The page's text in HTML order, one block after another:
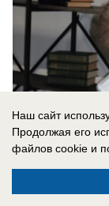
Наш сайт
Продолжая его
файлов cookie и